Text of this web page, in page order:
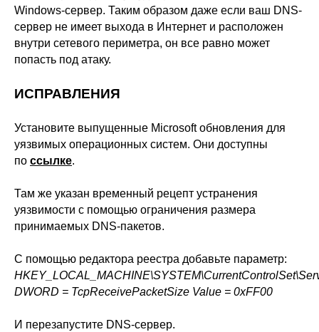
Windows-сервер. Таким образом даже если ваш DNS-
сервер не имеет выхода в Интернет и расположен
внутри сетевого периметра, он все равно может
попасть под атаку.
ИСПРАВЛЕНИЯ
Установите выпущенные Microsoft обновления для
уязвимых операционных систем. Они доступны
по ссылке.
Там же указан временный рецепт устранения
уязвимости с помощью ограничения размера
принимаемых DNS-пакетов.
С помощью редактора реестра добавьте параметр:
DWORD = TcpReceivePacketSize Value = 0xFF00
И перезапустите DNS-сервер.